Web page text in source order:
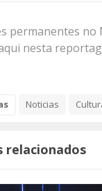
permanentes
nesta
Noticias
relacionados